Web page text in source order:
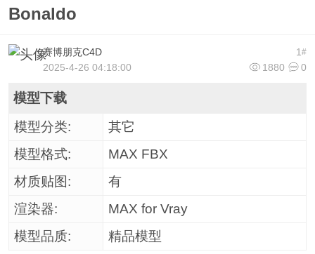
Bonaldo
1#
赛博朋克C4D
1880
0
2025-4-26 04:18:00
模型下载
模型分类:
其它
模型格式:
MAX FBX
材质贴图:
有
渲染器:
MAX for Vray
模型品质:
精品模型